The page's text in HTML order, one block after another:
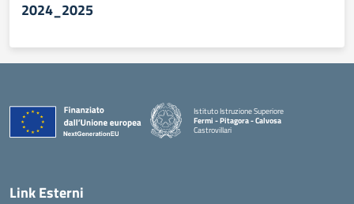
2024_2025
Istituto Istruzione Superiore
Fermi - Pitagora - Calvosa
Castrovillari
Link Esterni